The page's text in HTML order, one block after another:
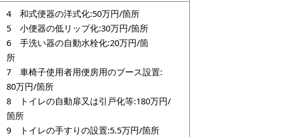
4 和式便器の洋式化:50万円/箇所
5 小便器の低リップ化:30万円/箇所
6 手洗い器の自動水栓化:20万円/箇
所
7 車椅子使用者用便房用のブース設置:
80万円/箇所
8 トイレの自動扉又は引戸化等:180万円/
箇所
9 トイレの手すりの設置:5.5万円/箇所